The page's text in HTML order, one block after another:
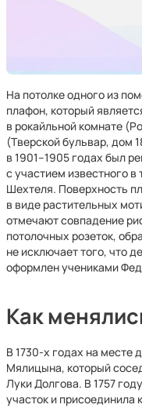
На потолке одного из
плафон, который
в рокайльной комнате
(Тверской бульвар, дом
в 1901–1905 годах был
с участием известного
Шехтеля. Поверхность
в виде растительных
отмечают совпадение
потолочных розеток,
не исключает того, что
оформлен учениками
Как
В 1730-х годах на месте
Мялицына, который
Луки Долгова. В 1757
участок и присоединила